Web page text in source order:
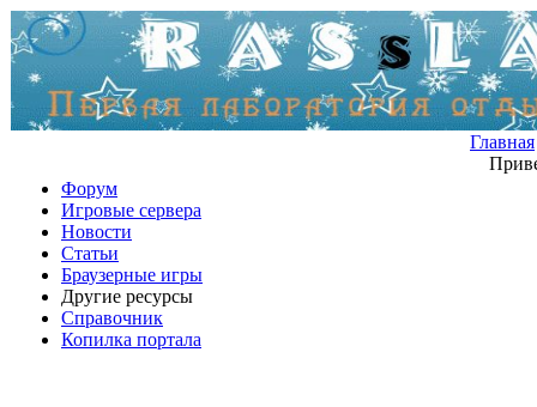
Главная
Форум
Игровые сервера
Новости
Статьи
Браузерные игры
Другие ресурсы
Справочник
Копилка портала